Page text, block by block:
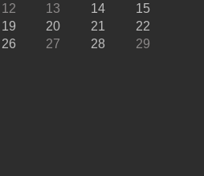
12 13 14
15
19 20 21
22
26 27 28
29